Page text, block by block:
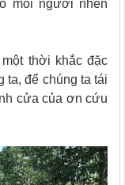
mỗi người nhen
thời khắc đặc
ta, để chúng ta tái
cửa của ơn cứu